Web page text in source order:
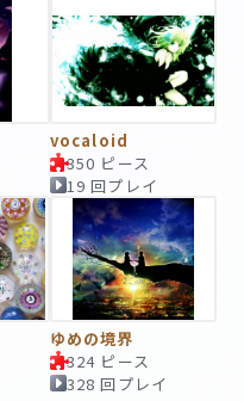
vocaloid
350 ピース
19 回プレイ
ゆめの境界
324 ピース
328 回プレイ